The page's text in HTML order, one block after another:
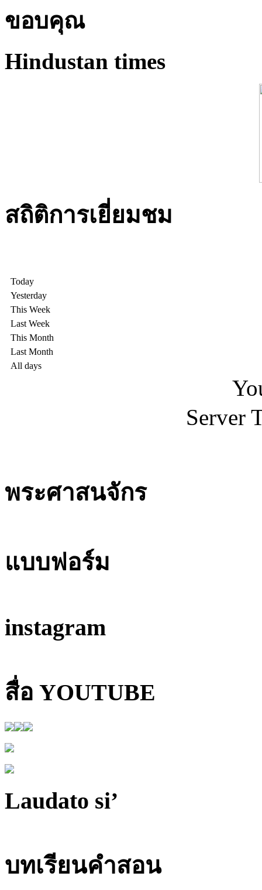
ขอบคุณ
Hindustan times
สถิติการเยี่ยมชม
Today
Yesterday
This Week
Last Week
This Month
Last Month
All days
Server
พระศาสนจักร
แบบฟอร์ม
instagram
สื่อ YOUTUBE
Laudato si’
บทเรียนคำสอน